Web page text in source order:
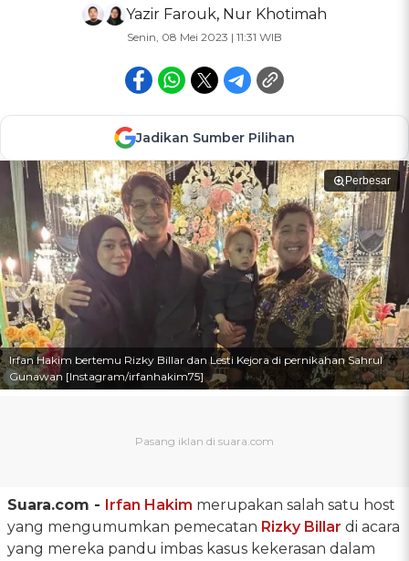
Yazir Farouk, Nur Khotimah
Senin, 08 Mei 2023 | 11:31 WIB
Jadikan Sumber Pilihan
Perbesar
Irfan Hakim bertemu Rizky Billar dan Lesti Kejora di pernikahan Sahrul
Gunawan [Instagram/irfanhakim75]
Suara.com - Irfan Hakim merupakan salah satu host
yang mengumumkan pemecatan Rizky Billar di acara
yang mereka pandu imbas kasus kekerasan dalam